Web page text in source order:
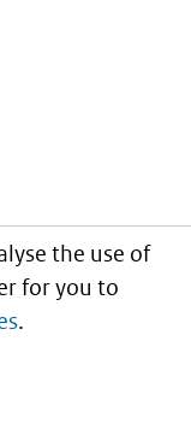
the use of
for you to
.